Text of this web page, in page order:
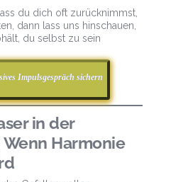
du dich oft zurücknimmst,
dann lass uns hinschauen,
du selbst zu sein
Impulsgespräch sichern
in der
Harmonie